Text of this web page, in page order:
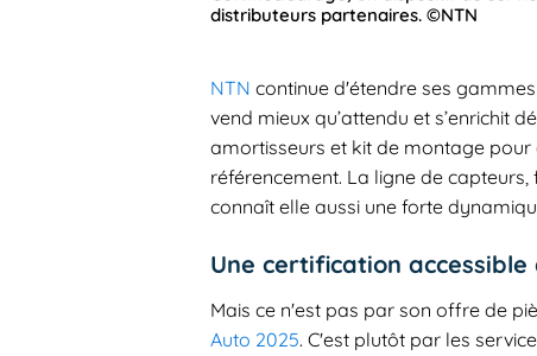
distributeurs partenaires. ©NTN
NTN continue d'étendre ses
vend mieux qu’attendu et s’enrichit
amortisseurs et kit de montage
référencement. La ligne de
connaît elle aussi une forte
Une certification accessible
Mais ce n'est pas par son offre de
Auto 2025. C'est plutôt par les